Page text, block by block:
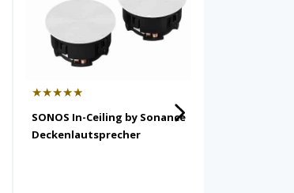
★★★★★
SONOS In-Ceiling by Sonance
Deckenlautsprecher